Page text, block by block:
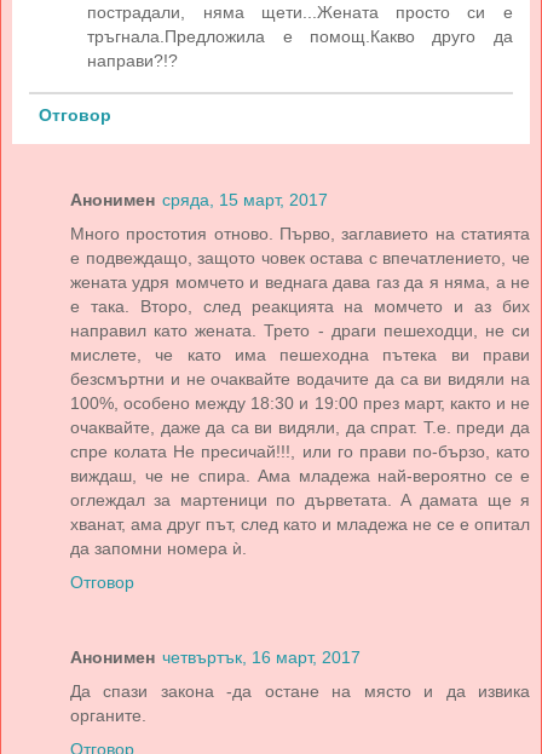
пострадали, няма щети...Жената просто си е
тръгнала.Предложила е помощ.Какво друго да
направи?!?
Отговор
Анонимен сряда, 15 март, 2017
Много простотия отново. Първо, заглавието на статията
е подвеждащо, защото човек остава с впечатлението, че
жената удря момчето и веднага дава газ да я няма, а не
е така. Второ, след реакцията на момчето и аз бих
направил като жената. Трето - драги пешеходци, не си
мислете, че като има пешеходна пътека ви прави
безсмъртни и не очаквайте водачите да са ви видяли на
100%, особено между 18:30 и 19:00 през март, както и не
очаквайте, даже да са ви видяли, да спрат. Т.е. преди да
спре колата Не пресичай!!!, или го прави по-бързо, като
виждаш, че не спира. Ама младежа най-вероятно се е
оглеждал за мартеници по дърветата. А дамата ще я
хванат, ама друг път, след като и младежа не се е опитал
да запомни номера ѝ.
Отговор
Анонимен четвъртък, 16 март, 2017
Да спази закона -да остане на място и да извика
органите.
Отговор